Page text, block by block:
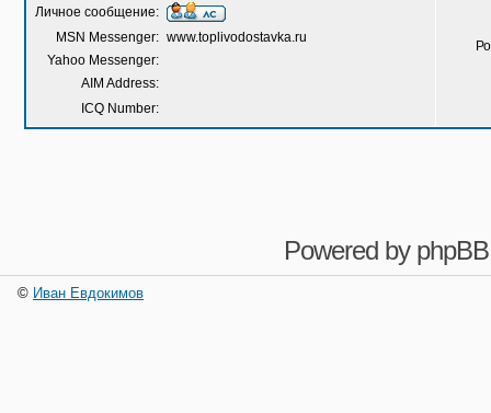
Личное сообщение:
MSN Messenger: www.toplivodostavka.ru
Yahoo Messenger:
AIM Address:
ICQ Number:
Powered by phpBB
© Иван Евдокимов